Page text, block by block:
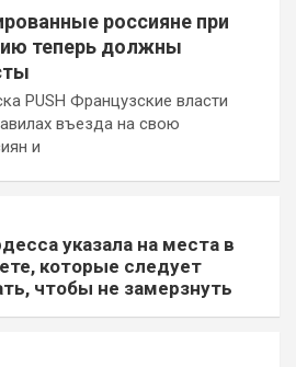
россияне при
теперь должны
PUSH Французские власти
въезда на свою
и
указала на места в
которые следует
чтобы не замерзнуть